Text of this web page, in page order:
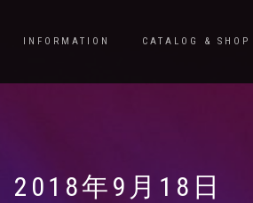
INFORMATION CATALOG & SHOP
2018年9月18日